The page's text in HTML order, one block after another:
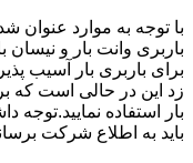
با توجه به موارد عنوان
باربری وانت بار و نیسان
برای باربری بار آسیب
زد این در حالی است که
بار استفاده نمایید.توجه
باید به اطلاع شرکت